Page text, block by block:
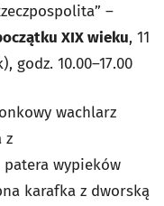
–
XIX wieku, 11
godz. 10.00–17.00
wachlarz
z
wypieków
karafka z dworską